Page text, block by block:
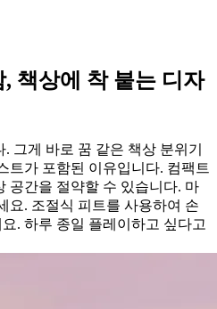
책상에 착 붙는 디자
그게 바로 꿈 같은 책상 분위기
트가 포함된 이유입니다. 컴팩트
공간을 절약할 수 있습니다. 마
요. 조절식 피트를 사용하여 손
. 하루 종일 플레이하고 싶다고